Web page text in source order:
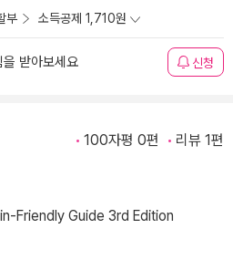
부 소득공제 1,710원
받아보세요 신청
100자평 0편 리뷰 1편
Friendly Guide 3rd Edition